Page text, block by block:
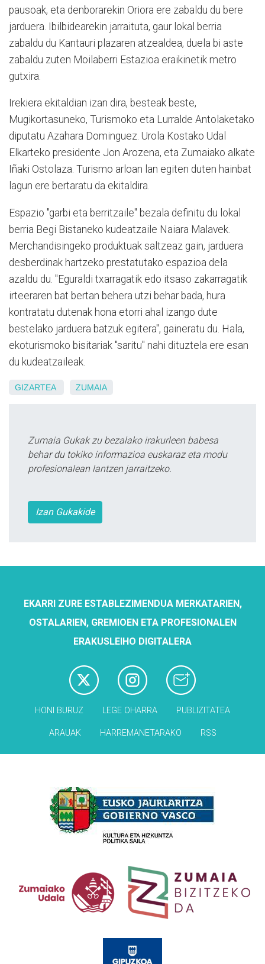
pausoak, eta denborarekin Oriora ere zabaldu du bere
jarduera. Ibilbidearekin jarraituta, gaur lokal berria
zabaldu du Kantauri plazaren atzealdea, duela bi aste
zabaldu zuten Moilaberri Estazioa eraikinetik metro
gutxira.
Irekiera ekitaldian izan dira, besteak beste,
Mugikortasuneko, Turismoko eta Lurralde Antolaketako
diputatu Azahara Dominguez. Urola Kostako Udal
Elkarteko presidente Jon Arozena, eta Zumaiako alkate
Iñaki Ostolaza. Turismo arloan lan egiten duten hainbat
lagun ere bertaratu da ekitaldira.
Espazio "garbi eta berritzaile" bezala definitu du lokal
berria Begi Bistaneko kudeatzaile Naiara Malavek.
Merchandisingeko produktuak saltzeaz gain, jarduera
desberdinak hartzeko prestatutako espazioa dela
azaldu du. "Eguraldi txarragatik edo itsaso zakarragatik
irteeraren bat bertan behera utzi behar bada, hura
kontratatu dutenak hona etorri ahal izango dute
bestelako jarduera batzuk egitera", gaineratu du. Hala,
ekoturismoko bisitariak "saritu" nahi dituztela ere esan
du kudeatzaileak.
GIZARTEA ZUMAIA
Zumaia Gukak zu bezalako irakurleen babesa
behar du tokiko informazioa euskaraz eta modu
profesionalean lantzen jarraitzeko.
Izan Gukakide
EKARRI ZURE ESTABLEZIMENDUA MERKATARIEN,
OSTALARIEN, GREMIOEN ETA PROFESIONALEN
ERAKUSLEIHO DIGITALERA
HONI BURUZ LEGE OHARRA PUBLIZITATEA
ARAUAK HARREMANETARAKO RSS